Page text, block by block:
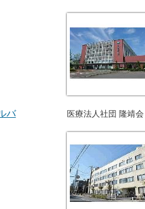
バ
医療法人社団 隆靖会